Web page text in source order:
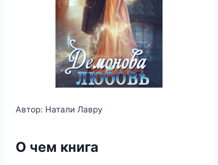
Автор: Натали Лавру
О чем книга